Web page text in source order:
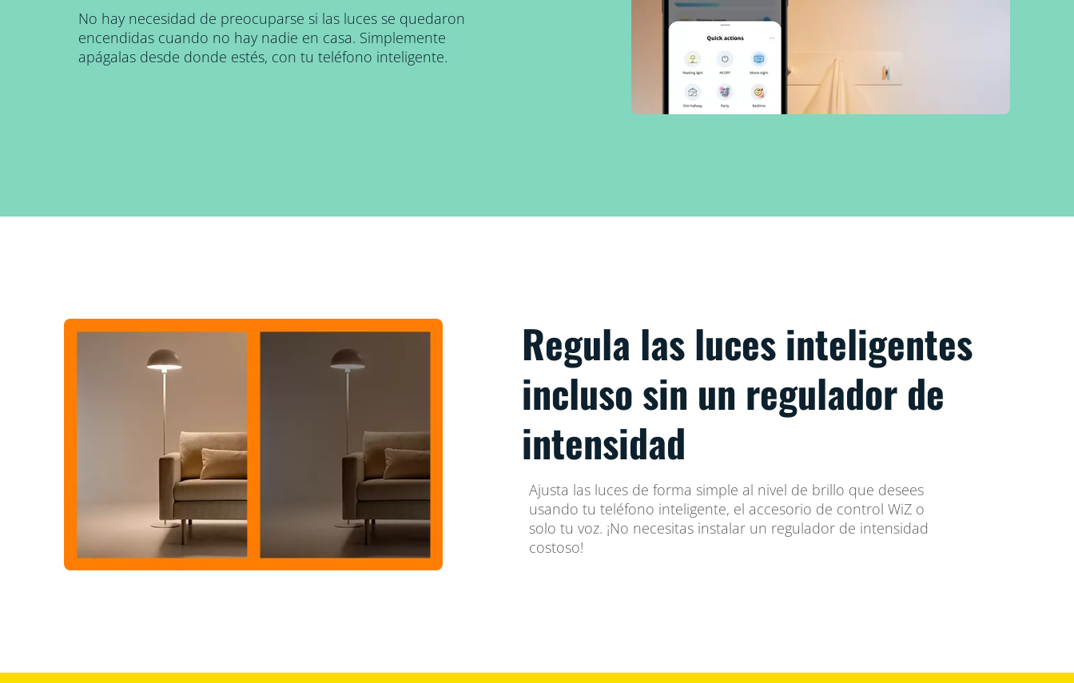
No hay necesidad de preocuparse si las luces se quedaron
encendidas cuando no hay nadie en casa. Simplemente
apágalas desde donde estés, con tu teléfono inteligente.
Regula las luces inteligentes
incluso sin un regulador de
intensidad
Ajusta las luces de forma simple al nivel de brillo que desees
usando tu teléfono inteligente, el accesorio de control WiZ o
solo tu voz. ¡No necesitas instalar un regulador de intensidad
costoso!